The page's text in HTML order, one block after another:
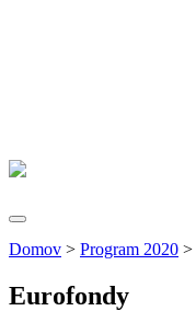
Domov > Program 2020 >
Eurofondy